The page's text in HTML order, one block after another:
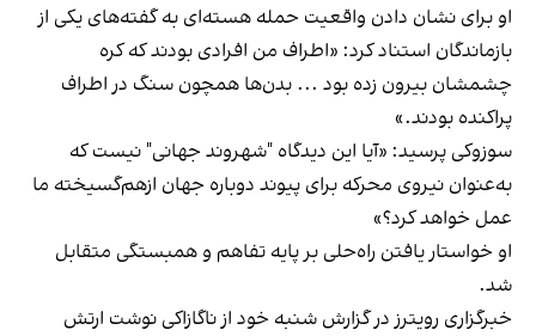
او برای نشان دادن واقعیت حمله هسته‌ای به گفته‌های یکی از
بازماندگان استناد کرد: «اطراف من افرادی بودند که کره
چشمشان بیرون زده بود ... بدن‌ها همچون سنگ در اطراف
پراکنده بودند.»
سوزوکی پرسید: «آیا این دیدگاه "شهروند جهانی" نیست که
به‌عنوان نیروی محرکه برای پیوند دوباره جهان ازهم‌گسیخته ما
عمل خواهد کرد؟»
او خواستار یافتن راه‌حلی بر پایه تفاهم و همبستگی متقابل
شد.
خبرگزاری رویترز در گزارش شنبه خود از ناگازاکی نوشت ارتش